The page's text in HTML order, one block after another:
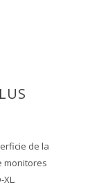
de la
monitores
XL.